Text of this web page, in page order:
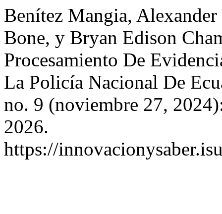
Benítez Mangia,
Bone, y Bryan Edison
Procesamiento De
La Policía Nacional De
no. 9 (noviembre 27,
2026.
https://